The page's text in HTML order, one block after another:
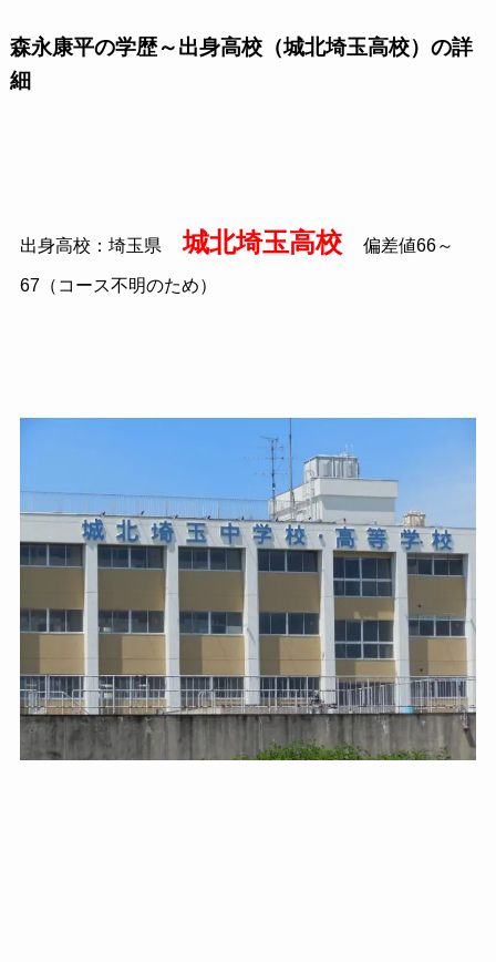
森永康平の学歴～出身高校（城北埼玉高校）の詳
細
出身高校：埼玉県 城北埼玉高校 偏差値66～
67（コース不明のため）